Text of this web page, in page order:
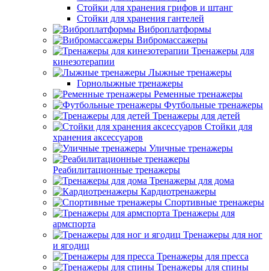
Стойки для хранения грифов и штанг
Стойки для хранения гантелей
Виброплатформы
Вибромассажеры
Тренажеры для
кинезотерапии
Лыжные тренажеры
Горнолыжные тренажеры
Ременные тренажеры
Футбольные тренажеры
Тренажеры для детей
Стойки для
хранения аксессуаров
Уличные тренажеры
Реабилитационные тренажеры
Тренажеры для дома
Кардиотренажеры
Спортивные тренажеры
Тренажеры для
армспорта
Тренажеры для ног
и ягодиц
Тренажеры для пресса
Тренажеры для спины